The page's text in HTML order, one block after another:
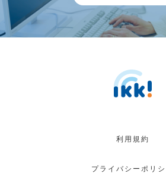
利用規約
プライバシーポリシ